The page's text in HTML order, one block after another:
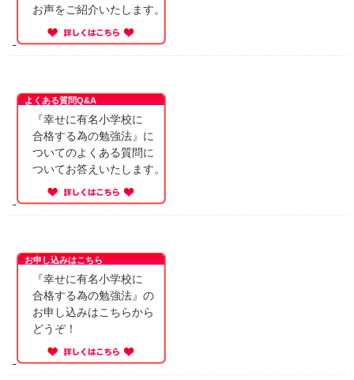
お声をご紹介いたします。
よくある質問Q&A
『幸せに有名小学校に
合格する為の勉強法』に
ついてのよくある質問に
ついてお答えいたします。
お申し込みはこちら
『幸せに有名小学校に
合格する為の勉強法』の
お申し込みはこちらから
どうぞ！